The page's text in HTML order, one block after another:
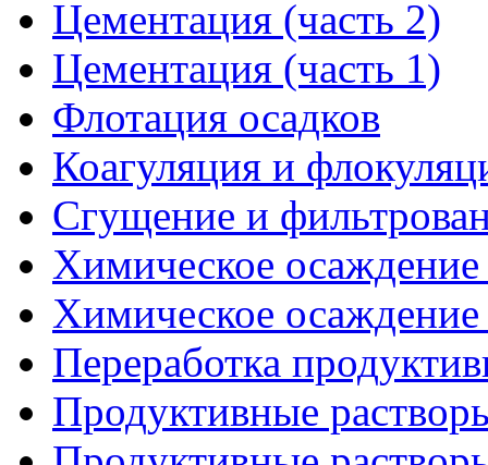
Цементация (часть 2)
Цементация (часть 1)
Флотация осадков
Коагуляция и
Сгущение и
Химическое осаждение
Химическое осаждение
Переработка
Продуктивные